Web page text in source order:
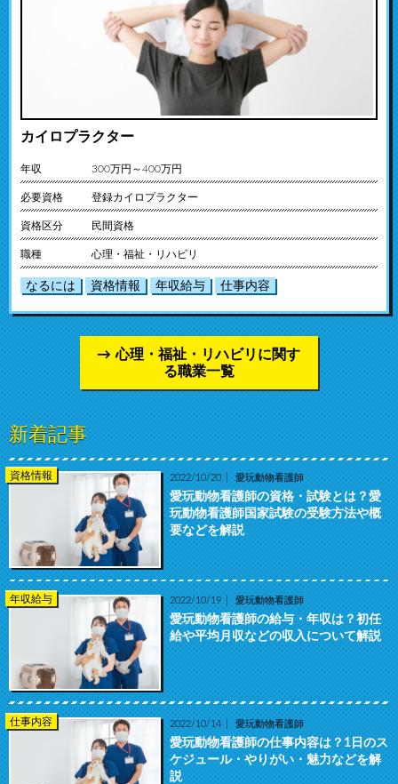
カイロプラクター
年収 300万円～400万円
必要資格 登録カイロプラクター
資格区分 民間資格
職種 心理・福祉・リハビリ
なるには 資格情報 年収給与 仕事内容
心理・福祉・リハビリに関す
る職業一覧
新着記事
資格情報 2022/10/20 愛玩動物看護師
愛玩動物看護師の資格・試験とは？愛
玩動物看護師国家試験の受験方法や概
要などを解説
年収給与 2022/10/19 愛玩動物看護師
愛玩動物看護師の給与・年収は？初任
給や平均月収などの収入について解説
仕事内容 2022/10/14 愛玩動物看護師
愛玩動物看護師の仕事内容は？1日のス
ケジュール・やりがい・魅力などを解
説